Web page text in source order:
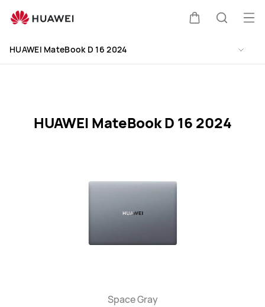
MateBook
2024
HUAWEI MateBook D 16 2024
HUAWEI MateBook D 16 2024
Space Gray